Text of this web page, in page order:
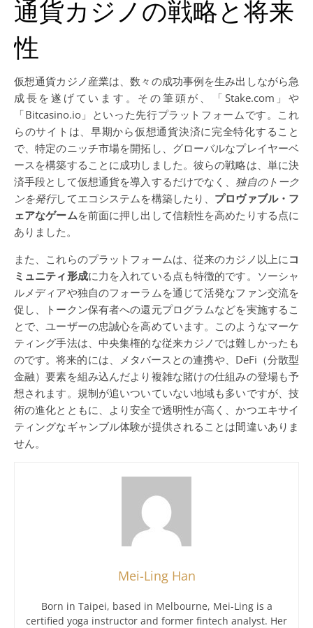
通貨カジノの戦略と将来
性
仮想通貨カジノ産業は、数々の成功事例を生み出しながら急
成長を遂げています。その筆頭が、「Stake.com」や
「Bitcasino.io」といった先行プラットフォームです。これ
らのサイトは、早期から仮想通貨決済に完全特化すること
で、特定のニッチ市場を開拓し、グローバルなプレイヤーベ
ースを構築することに成功しました。彼らの戦略は、単に決
済手段として仮想通貨を導入するだけでなく、 独自のトーク
ンを発行してエコシステムを構築したり、 プロヴァブル・フ
ェアなゲームを前面に押し出して信頼性を高めたりする点に
ありました。
また、これらのプラットフォームは、従来のカジノ以上にコ
ミュニティ形成に力を入れている点も特徴的です。ソーシャ
ルメディアや独自のフォーラムを通じて活発なファン交流を
促し、トークン保有者への還元プログラムなどを実施するこ
とで、ユーザーの忠誠心を高めています。このようなマーケ
ティング手法は、中央集権的な従来カジノでは難しかったも
のです。将来的には、メタバースとの連携や、DeFi（分散型
金融）要素を組み込んだより複雑な賭けの仕組みの登場も予
想されます。規制が追いついていない地域も多いですが、技
術の進化とともに、より安全で透明性が高く、かつエキサイ
ティングなギャンブル体験が提供されることは間違いありま
せん。
Mei-Ling Han
Born in Taipei, based in Melbourne, Mei-Ling is a
certified yoga instructor and former fintech analyst. Her